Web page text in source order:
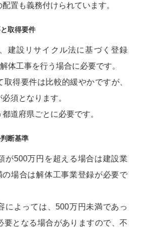
置も義務付けられています。
取得要件
建設リサイクル法に基づく登録
体工事を行う場合に必要です。
得要件は比較的緩やかですが、
須となります。
道府県ごとに必要です。
断基準
が500万円を超える場合は建設業
場合は解体工事業登録が必要で
によっては、500万円未満であっ
要となる場合がありますので、不